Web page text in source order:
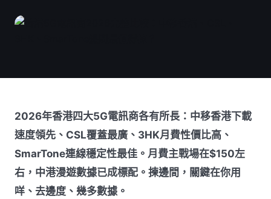
2026年香港四大5G電訊商各有所長：中移香港下載
速度領先、CSL覆蓋最廣、3HK月費性價比高、
SmarTone連線穩定性最佳。月費主戰場在$150左
右，中港漫遊數據已成標配。揀邊間，關鍵在你用
咩、去邊度、幾多數據。